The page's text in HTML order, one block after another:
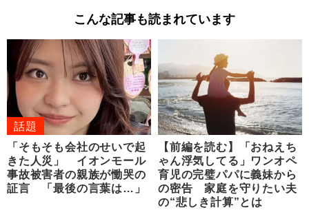
こんな記事も読まれています
話題
「そもそも会社のせいで起
きた人災」 イオンモール
事故被害者の親族が慟哭の
証言 「最後の言葉は…」
【前編を読む】「おねえち
ゃん浮気してる」ワンオペ
育児の完璧パパに義妹から
の密告 家庭を守りたい夫
の“悲しき計算”とは